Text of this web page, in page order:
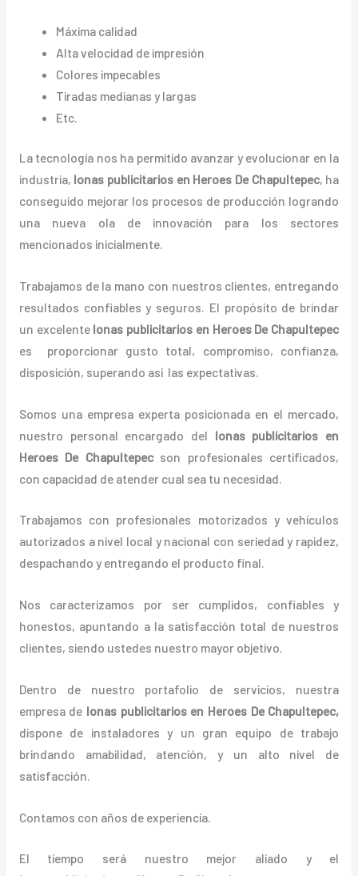
Máxima calidad
Alta velocidad de impresión
Colores impecables
Tiradas medianas y largas
Etc.
La tecnología nos ha permitido avanzar y evolucionar en la
industria, lonas publicitarios en Heroes De Chapultepec, ha
conseguido mejorar los procesos de producción logrando
una nueva ola de innovación para los sectores
mencionados inicialmente.
Trabajamos de la mano con nuestros clientes, entregando
resultados confiables y seguros. El propósito de brindar
un excelente lonas publicitarios en Heroes De Chapultepec
es proporcionar gusto total, compromiso, confianza,
disposición, superando así las expectativas.
Somos una empresa experta posicionada en el mercado,
nuestro personal encargado del lonaspublicitarios en
Heroes De Chapultepecson profesionales certificados,
con capacidad de atender cual sea tu necesidad.
Trabajamos con profesionales motorizados y vehículos
autorizados a nivel local y nacional con seriedad y rapidez,
despachando y entregando el producto final.
Nos caracterizamos por ser cumplidos, confiables y
honestos, apuntando a la satisfacción total de nuestros
clientes, siendo ustedes nuestro mayor objetivo.
Dentro de nuestro portafolio de servicios, nuestra
empresa de lonas publicitariosen Heroes De Chapultepec,
dispone de instaladores y un gran equipo de trabajo
brindando amabilidad, atención, y un alto nivel de
satisfacción.
Contamos con años de experiencia.
El tiempo será nuestro mejor aliado y el